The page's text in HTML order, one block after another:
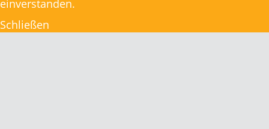
einverstanden.
Schließen